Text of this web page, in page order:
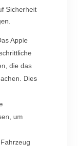
Sicherheit
Apple
die das
Dies
um